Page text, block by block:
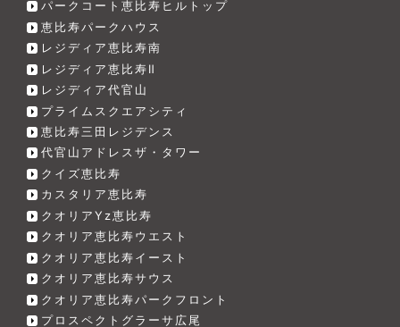
パークコート恵比寿ヒルトップ
恵比寿パークハウス
レジディア恵比寿南
レジディア恵比寿Ⅱ
レジディア代官山
プライムスクエアシティ
恵比寿三田レジデンス
代官山アドレスザ・タワー
クイズ恵比寿
カスタリア恵比寿
クオリアYz恵比寿
クオリア恵比寿ウエスト
クオリア恵比寿イースト
クオリア恵比寿サウス
クオリア恵比寿パークフロント
プロスペクトグラーサ広尾